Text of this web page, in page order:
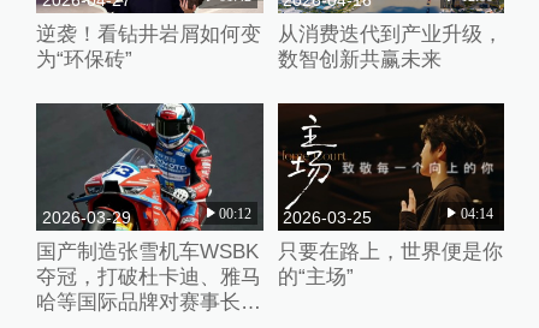
逆袭！看钻井岩屑如何变
为“环保砖”
从消费迭代到产业升级，
数智创新共赢未来
2026-03-29 00:12
国产制造张雪机车WSBK
夺冠，打破杜卡迪、雅马
哈等国际品牌对赛事长期
2026-03-25 04:14
只要在路上，世界便是你
的“主场”